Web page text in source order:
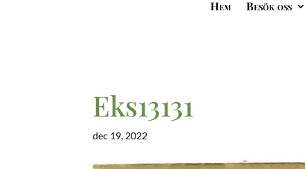
Hem Besök oss
Eks13131
dec 19, 2022